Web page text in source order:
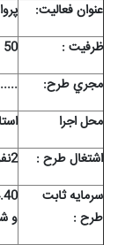
عنوان فعاليت:
ظرفيت :
50 راس در سال
مجري طرح:
محل اجرا
اشتغال طرح :
2نفر
سرمايه ثابت
طرح :
و